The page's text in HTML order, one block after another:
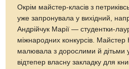
Окрім майстер-класів з
уже запронувала у вихідний,
Андрійчук Марії — студентки-
міжнародних конкурсів.
малювала з дорослими й дітьми
відтепер власну закладку для